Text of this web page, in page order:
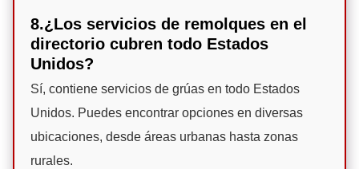
8.¿Los servicios de remolques en el
directorio cubren todo Estados
Unidos?
Sí, contiene servicios de grúas en todo Estados
Unidos. Puedes encontrar opciones en diversas
ubicaciones, desde áreas urbanas hasta zonas
rurales.